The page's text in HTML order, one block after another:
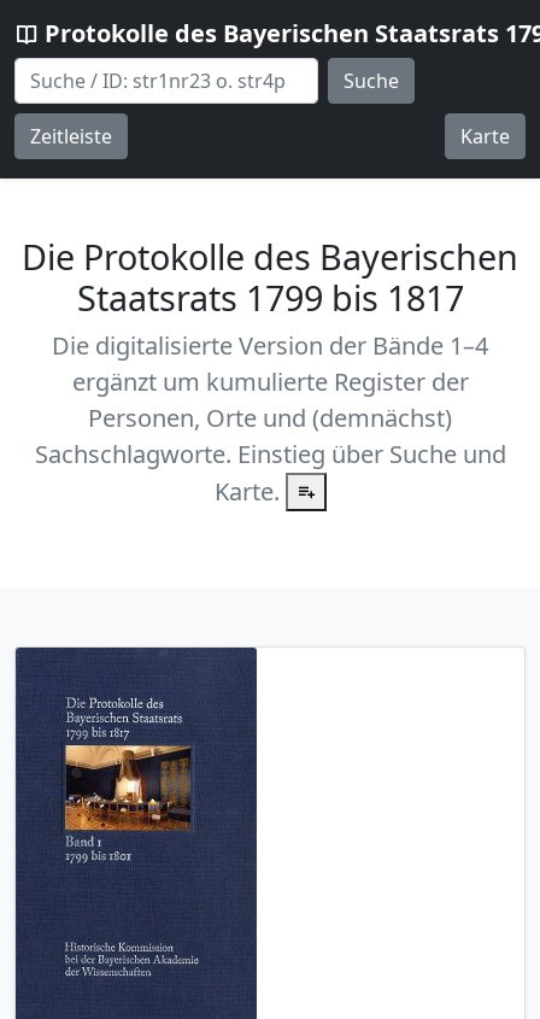
Protokolle des Bayerischen Staatsrats
Suche
Zeitleiste Karte
Die Protokolle des Bayerischen
Staatsrats 1799 bis 1817
Die digitalisierte Version der Bände 1–4
ergänzt um kumulierte Register der
Personen, Orte und (demnächst)
Sachschlagworte. Einstieg über Suche und
Karte.